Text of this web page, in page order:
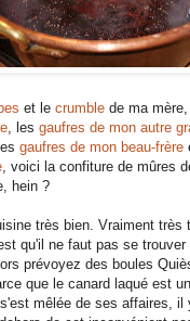
et le crumble de ma
, les gaufres de mon autre
gaufres de mon beau-frère
, voici la confiture de mûres
hein ?
très bien. Vraiment très
qu'il ne faut pas se trouver
prévoyez des boules
que le canard laqué est
mêlée de ses affaires, il